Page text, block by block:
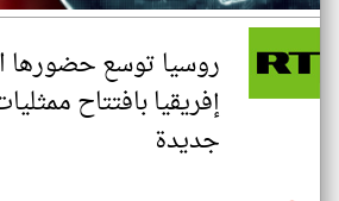
روسيا توسع حضورها
جديدة